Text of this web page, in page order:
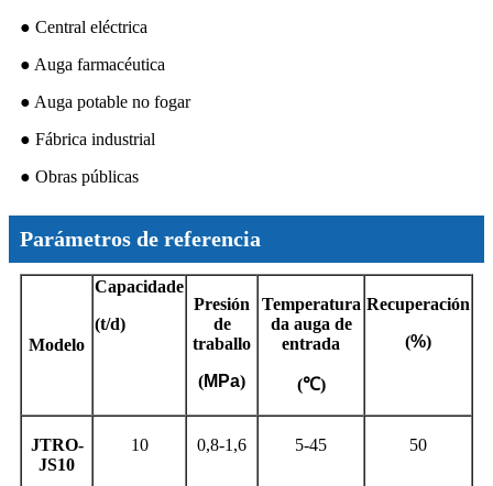
● Central eléctrica
● Auga farmacéutica
● Auga potable no fogar
● Fábrica industrial
● Obras públicas
Parámetros de referencia
Modelo
Capacidade
(t/d)
Presión
de
traballo
(MPa)
Temperatura
da auga de
entrada
(℃)
Recuperación
(%)
JTRO-
JS10
10 0,8-1,6 5-45 50